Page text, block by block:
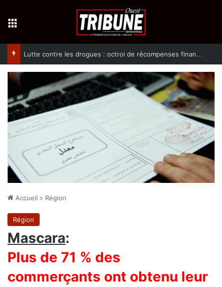
Lutte contre les drogues : octroi de récompenses financières aux dénonciateurs de trafiquants
Accueil > Région
Région
Mascara:
Plus de 71 % des
commerçants ont obtenu leur